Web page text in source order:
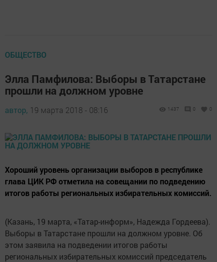
ОБЩЕСТВО
Элла Памфилова: Выборы в Татарстане
прошли на должном уровне
автор, 19 марта 2018 - 08:16 1437 0 0
Хороший уровень организации выборов в республике
глава ЦИК РФ отметила на совещании по подведению
итогов работы региональных избирательных комиссий.
(Казань, 19 марта, «Татар-информ», Надежда Гордеева).
Выборы в Татарстане прошли на должном уровне. Об
этом заявила на подведении итогов работы
региональных избирательных комиссий председатель